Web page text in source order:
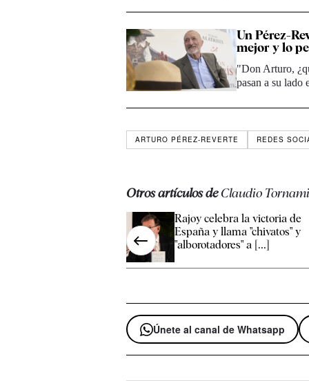
Un Pérez-
mejor y lo
"Don Arturo,
pasan a su
ARTURO PÉREZ-REVERTE REDES
Otros artículos deClaudio
Rajoy celebra la victoria de
España y llama "chivatos" y
"alborotadores" a [...]
Únete al canal de Whatsapp